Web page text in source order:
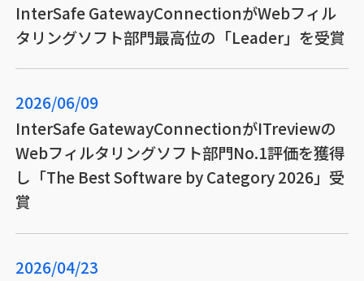
InterSafe GatewayConnectionがWebフィル
タリングソフト部門最高位の「Leader」を受賞
2026/06/09
InterSafe GatewayConnectionがITreviewの
Webフィルタリングソフト部門No.1評価を獲得
し「The Best Software by Category 2026」受
賞
2026/04/23